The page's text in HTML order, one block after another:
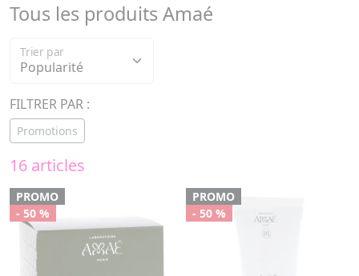
Tous les produits Amaé
Trier par
FILTRER PAR :
Promotions
16 articles
PROMO
- 50 %
PROMO
- 50 %